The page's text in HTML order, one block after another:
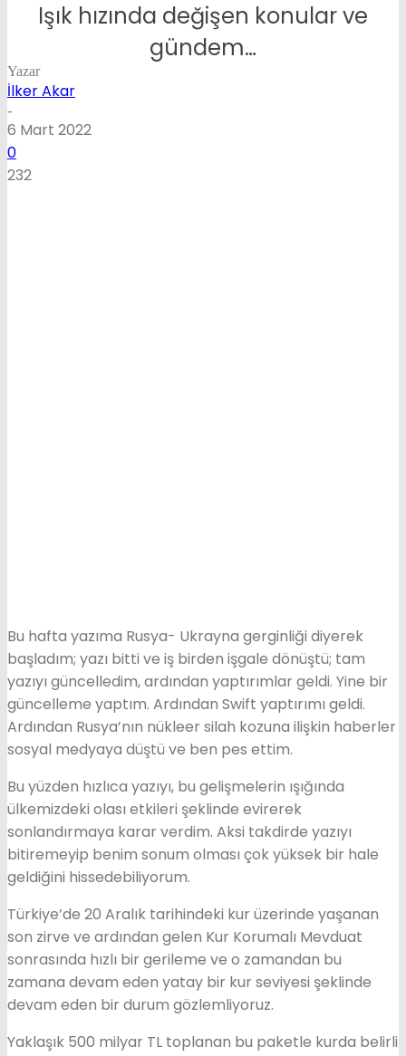
Işık hızında değişen konular ve
gündem…
Yazar
İlker Akar
-
6 Mart 2022
0
232
Bu hafta yazıma Rusya- Ukrayna gerginliği diyerek
başladım; yazı bitti ve iş birden işgale dönüştü; tam
yazıyı güncelledim, ardından yaptırımlar geldi. Yine bir
güncelleme yaptım. Ardından Swift yaptırımı geldi.
Ardından Rusya’nın nükleer silah kozuna ilişkin haberler
sosyal medyaya düştü ve ben pes ettim.
Bu yüzden hızlıca yazıyı, bu gelişmelerin ışığında
ülkemizdeki olası etkileri şeklinde evirerek
sonlandırmaya karar verdim. Aksi takdirde yazıyı
bitiremeyip benim sonum olması çok yüksek bir hale
geldiğini hissedebiliyorum.
Türkiye’de 20 Aralık tarihindeki kur üzerinde yaşanan
son zirve ve ardından gelen Kur Korumalı Mevduat
sonrasında hızlı bir gerileme ve o zamandan bu
zamana devam eden yatay bir kur seviyesi şeklinde
devam eden bir durum gözlemliyoruz.
Yaklaşık 500 milyar TL toplanan bu paketle kurda belirli